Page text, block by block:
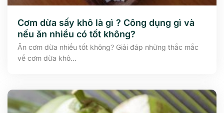
Cơm dừa sấy khô là gì ? Công dụng gì và
nếu ăn nhiều có tốt không?
Ăn cơm dừa nhiều tốt không? Giải đáp những thắc mắc
về cơm dừa khô...